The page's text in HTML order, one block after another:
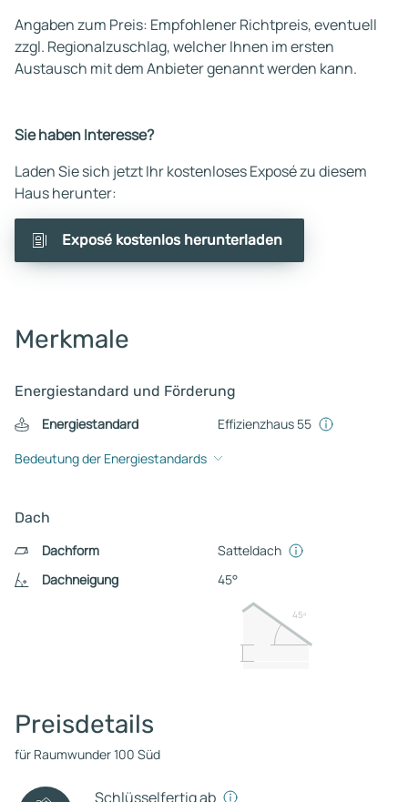
Angaben zum Preis: Empfohlener Richtpreis, eventuell
zzgl. Regionalzuschlag, welcher Ihnen im ersten
Austausch mit dem Anbieter genannt werden kann.
Sie haben Interesse?
Laden Sie sich jetzt Ihr kostenloses Exposé zu diesem
Haus herunter:
Exposé kostenlos herunterladen
Merkmale
Energiestandard und Förderung
Energiestandard
Effizienzhaus 55
Bedeutung der Energiestandards
Dach
Dachform
Satteldach
Dachneigung
45°
45º
Preisdetails
für Raumwunder 100 Süd
Schlüsselfertig ab